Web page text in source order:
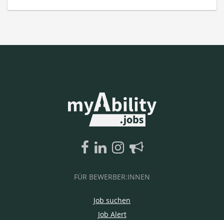
FÜR BEWERBER:INNEN
Job suchen
Job Alert